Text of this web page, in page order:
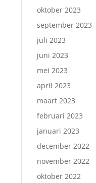
oktober 2023
september 2023
juli 2023
juni 2023
mei 2023
april 2023
maart 2023
februari 2023
januari 2023
december 2022
november 2022
oktober 2022